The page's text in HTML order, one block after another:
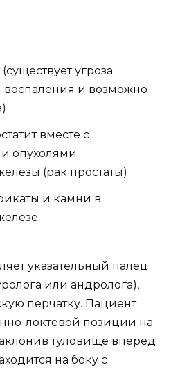
угроза
воспаления и возможно
вместе с
опухолями
(рак простаты)
и камни в
указательный палец
или андролога),
перчатку. Пациент
локтевой позиции на
туловище вперед
на боку с